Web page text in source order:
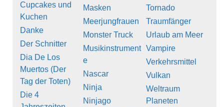
Cupcakes und
Kuchen
Danke
Der Schnitter
Dia De Los
Muertos (Der
Tag der Toten)
Die 4
Masken
Meerjungfrauen
Monster Truck
Musikinstrument
e
Nascar
Ninja
Ninjago
Tornado
Traumfänger
Urlaub am Meer
Vampire
Verkehrsmittel
Vulkan
Weltraum
Planeten